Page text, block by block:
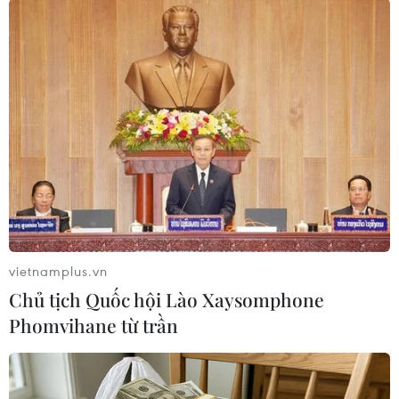
chuẩn quyết định khởi tố 7 bị can vụ án chiếm
đoạt tài sản xảy ra tại Văn phòng Điều phối
Chương trình mục tiêu quốc gia nông thôn mới
thành phố Huế.
(TTXVN/Vietnam+)
vietnamplus.vn
Chủ tịch Quốc hội Lào Xaysomphone
Phomvihane từ trần